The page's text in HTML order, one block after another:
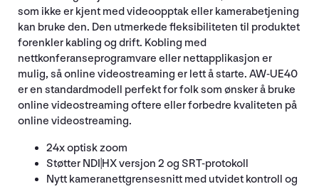
som ikke er kjent med videoopptak eller kamerabetjening
kan bruke den. Den utmerkede fleksibiliteten til produktet
forenkler kabling og drift. Kobling med
nettkonferanseprogramvare eller nettapplikasjon er
mulig, så online videostreaming er lett å starte. AW-UE40
er en standardmodell perfekt for folk som ønsker å bruke
online videostreaming oftere eller forbedre kvaliteten på
online videostreaming.
24x optisk zoom
Støtter NDI|HX versjon 2 og SRT-protokoll
Nytt kameranettgrensesnitt med utvidet kontroll og